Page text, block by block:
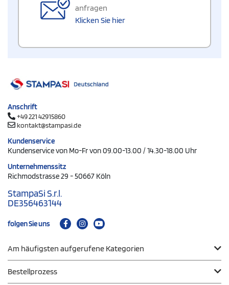
anfragen
Klicken Sie hier
Anschrift
+49 221 42915860
kontakt@stampasi.de
Kundenservice
Kundenservice von Mo-Fr von 09.00-13.00 / 14.30-18.00 Uhr
Unternehmenssitz
Richmodstrasse 29 - 50667 Köln
StampaSi S.r.l.
DE356463144
folgen Sie uns
Am häufigsten aufgerufene Kategorien
Bestellprozess